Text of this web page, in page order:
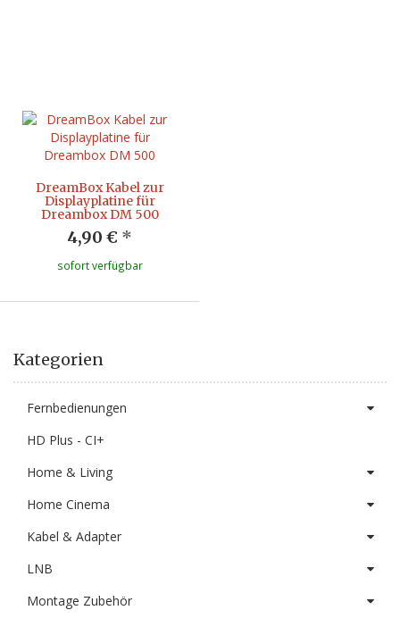
DreamBox Kabel zur
Displayplatine für
Dreambox DM 500
4,90 € *
sofort verfügbar
Kategorien
Fernbedienungen
HD Plus - CI+
Home & Living
Home Cinema
Kabel & Adapter
LNB
Montage Zubehör